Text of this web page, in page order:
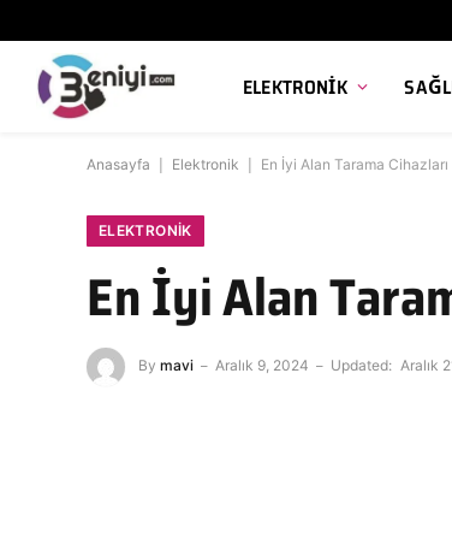
ELEKTRONIK
Anasayfa Elektronik En İyi Alan Tarama Cihazları
ELEKTRONIK
En İyi Alan
By mavi Aralık 9, 2024 Updated: Aralık